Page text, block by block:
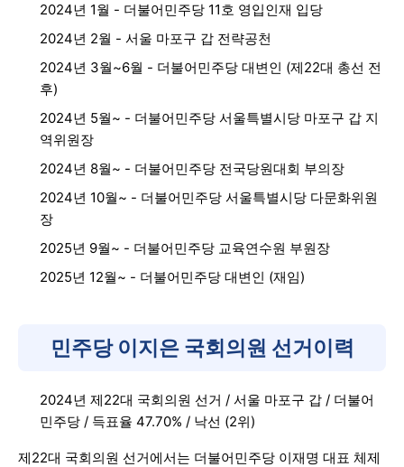
2024년 1월 - 더불어민주당 11호 영입인재 입당
2024년 2월 - 서울 마포구 갑 전략공천
2024년 3월~6월 - 더불어민주당 대변인 (제22대 총선 전
후)
2024년 5월~ - 더불어민주당 서울특별시당 마포구 갑 지
역위원장
2024년 8월~ - 더불어민주당 전국당원대회 부의장
2024년 10월~ - 더불어민주당 서울특별시당 다문화위원
장
2025년 9월~ - 더불어민주당 교육연수원 부원장
2025년 12월~ - 더불어민주당 대변인 (재임)
민주당 이지은 국회의원 선거이력
2024년 제22대 국회의원 선거 / 서울 마포구 갑 / 더불어
민주당 / 득표율 47.70% / 낙선 (2위)
제22대 국회의원 선거에서는 더불어민주당 이재명 대표 체제